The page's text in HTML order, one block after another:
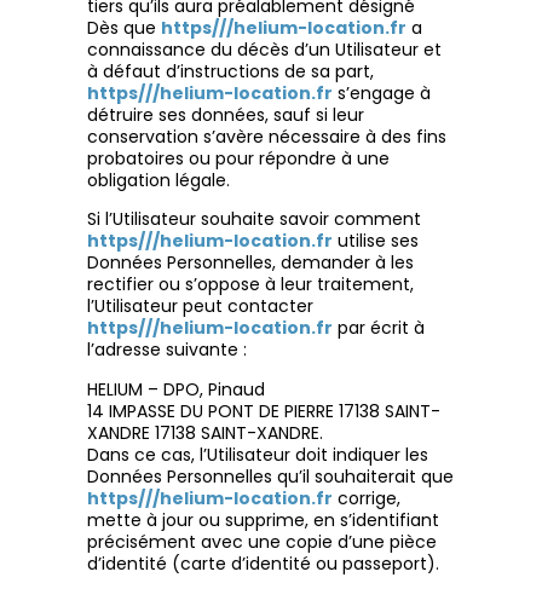
tiers qu’ils aura préalablement désigné
Dès que https///helium-location.fr a
connaissance du décès d’un Utilisateur et
à défaut d’instructions de sa part,
https///helium-location.fr s’engage à
détruire ses données, sauf si leur
conservation s’avère nécessaire à des fins
probatoires ou pour répondre à une
obligation légale.
Si l’Utilisateur souhaite savoir comment
https///helium-location.fr utilise ses
Données Personnelles, demander à les
rectifier ou s’oppose à leur traitement,
l’Utilisateur peut contacter
https///helium-location.fr par écrit à
l’adresse suivante :
HELIUM – DPO, Pinaud
14 IMPASSE DU PONT DE PIERRE 17138 SAINT-
XANDRE 17138 SAINT-XANDRE.
Dans ce cas, l’Utilisateur doit indiquer les
Données Personnelles qu’il souhaiterait que
https///helium-location.fr corrige,
mette à jour ou supprime, en s’identifiant
précisément avec une copie d’une pièce
d’identité (carte d’identité ou passeport).